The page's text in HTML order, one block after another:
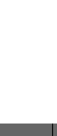
ihr
im
<3